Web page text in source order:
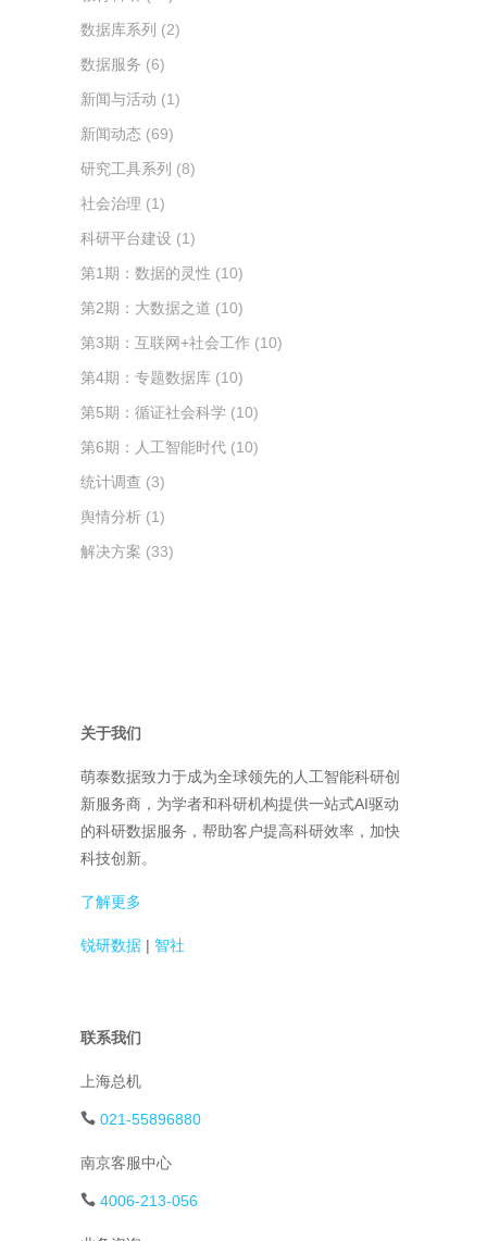
数据库系列 (2)
数据服务 (6)
新闻与活动 (1)
新闻动态 (69)
研究工具系列 (8)
社会治理 (1)
科研平台建设 (1)
第1期：数据的灵性 (10)
第2期：大数据之道 (10)
第3期：互联网+社会工作 (10)
第4期：专题数据库 (10)
第5期：循证社会科学 (10)
第6期：人工智能时代 (10)
统计调查 (3)
舆情分析 (1)
解决方案 (33)
关于我们
萌泰数据致力于成为全球领先的人工智能科研创
新服务商，为学者和科研机构提供一站式AI驱动
的科研数据服务，帮助客户提高科研效率，加快
科技创新。
了解更多
锐研数据 | 智社
联系我们
上海总机
021-55896880
南京客服中心
4006-213-056